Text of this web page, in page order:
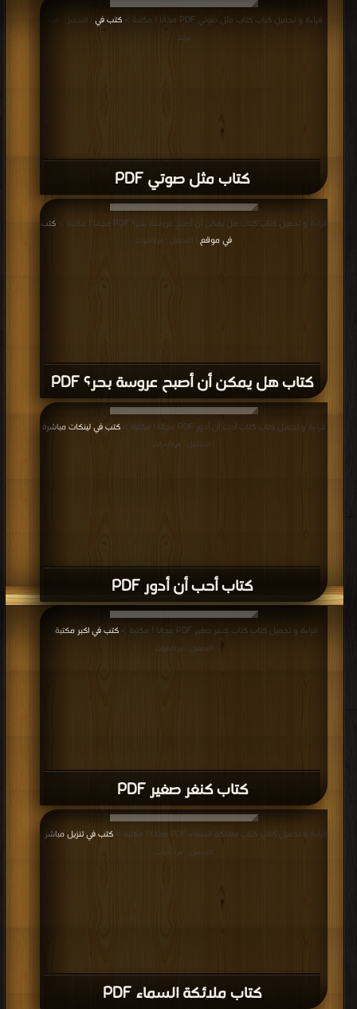
كتاب مثل صوتي PDF
قراءة و تحميل كتاب كتاب مثل صوتي PDF مجانا | مكتبة > كتب في | التحميل : مرة/
مرات
كتاب هل يمكن أن أصبح عروسة بحر؟ PDF
قراءة و تحميل كتاب كتاب هل يمكن أن أصبح عروسة بحر؟ PDF مجانا | مكتبة >
كتب
في موقع
| التحميل : مرة/مرات
كتاب أحب أن أدور PDF
قراءة و تحميل كتاب كتاب أحب أن أدور PDF مجانا | مكتبة > كتب في لينكات مباشرة
| التحميل : مرة/مرات
كتاب كنغر صغير PDF
قراءة و تحميل كتاب كتاب كنغر صغير PDF مجانا | مكتبة > كتب في اكبر مكتبة
التحميل : مرة/مرات
كتاب ملائكة السماء PDF
قراءة و تحميل كتاب كتاب ملائكة السماء PDF مجانا | مكتبة > كتب في تنزيل مباشر
التحميل : مرة/مرات